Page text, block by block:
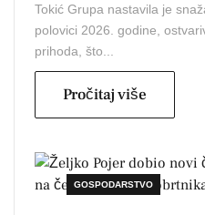
Tokić Grupa nastavila je
polovici 2026. godine,
prihoda, što...
Pročitaj više
GOSPODARSTVO